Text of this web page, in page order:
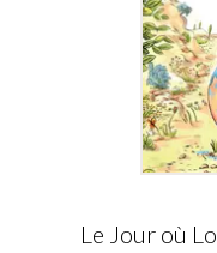
Le Jour où